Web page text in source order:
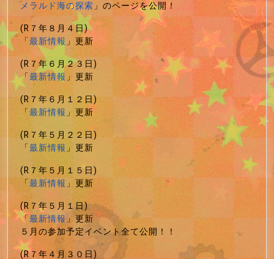
メラルド海の探索」のページを公開！
(R７年８月４日)
「最新情報」更新
(R７年６月２３日)
「最新情報」更新
(R７年６月１２日)
「最新情報」更新
(R７年５月２２日)
「最新情報」更新
(R７年５月１５日)
「最新情報」更新
(R７年５月１日)
「最新情報」更新
５月の参加予定イベント全て公開！！
(R７年４月３０日)